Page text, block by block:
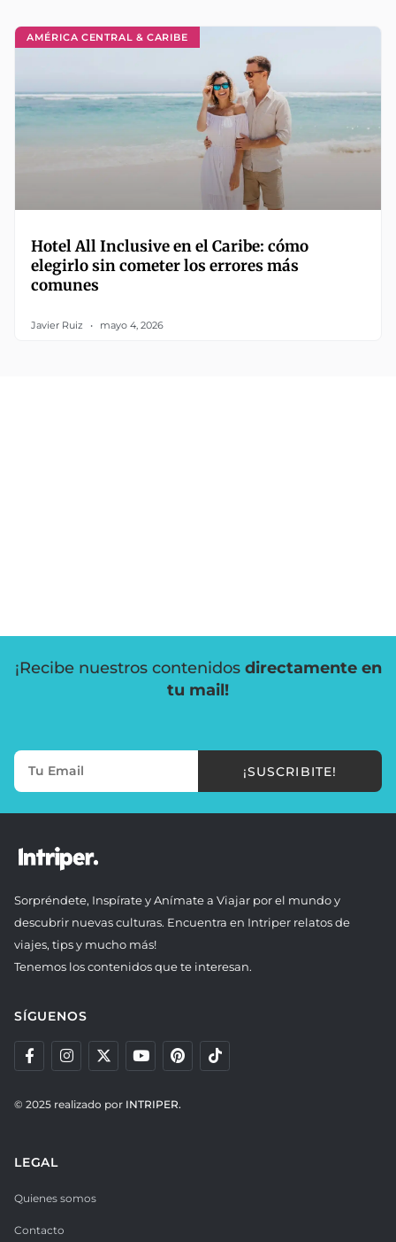
AMÉRICA CENTRAL & CARIBE
Hotel All Inclusive en el Caribe: cómo
elegirlo sin cometer los errores más
comunes
Javier Ruiz mayo 4, 2026
¡Recibe nuestros contenidos directamente en
tu mail!
¡SUSCRIBITE!
Sorpréndete, Inspírate y Anímate a Viajar por el mundo y
descubrir nuevas culturas. Encuentra en Intriper relatos de
viajes, tips y mucho más!
Tenemos los contenidos que te interesan.
SÍGUENOS
© 2025 realizado por INTRIPER.
LEGAL
Quienes somos
Contacto